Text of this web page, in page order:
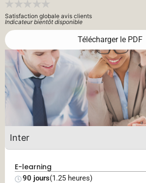
Satisfaction globale avis clients
Indicateur bientôt disponible
Télécharger le PDF
Inter
E-learning
90 jours(1.25 heures)